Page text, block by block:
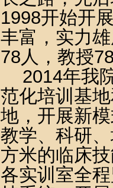
1998开始开
丰富，实力
78人，教授
2014年我
范化培训基
地，开展新
教学、科研
方米的临床
各实训室全